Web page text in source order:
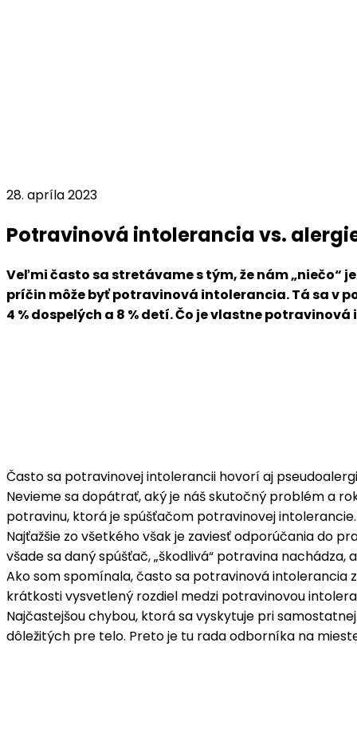
28. apríla 2023
Potravinová intolerancia vs.
Veľmi často sa stretávame s tým, že nám „niečo“
príčin môže byť potravinová intolerancia. Tá sa v
4 % dospelých a 8 % detí. Čo je vlastne
Často sa potravinovej intolerancii hovorí aj
Nevieme sa dopátrať, aký je náš skutočný problém a
potravinu, ktorá je spúšťačom potravinovej
Najťažšie zo všetkého však je zaviesť odporúčania do
všade sa daný spúšťač, „škodlivá“ potravina
Ako som spomínala, často sa potravinová intolerancia
krátkosti vysvetlený rozdiel medzi potravinovou
Najčastejšou chybou, ktorá sa vyskytuje pri
dôležitých pre telo. Preto je tu rada odborníka na